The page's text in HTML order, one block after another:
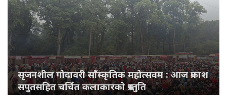
सृजनशील गोदावरी साँस्कृतिक महोत्सवम : आज प्रकाश
सपुतसहित चर्चित कलाकारको प्रस्तुति